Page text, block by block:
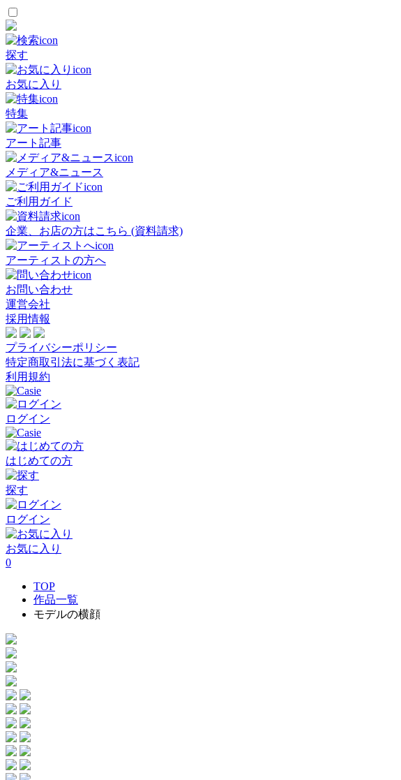
探す
お気に入り
特集
アート記事
メディア&ニュース
ご利用ガイド
企業、お店の方はこちら (資料請求)
アーティストの方へ
お問い合わせ
運営会社
採用情報
プライバシーポリシー
特定商取引法に基づく表記
利用規約
ログイン
はじめての方
探す
ログイン
お気に入り
0
TOP
作品一覧
モデルの横顔